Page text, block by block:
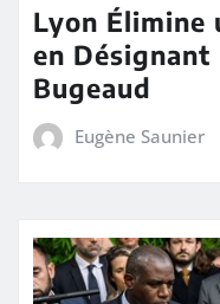
Lyon Élimine
en Désignant
Bugeaud
Eugène Saunier